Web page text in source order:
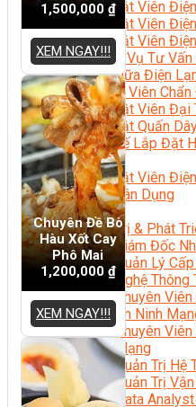
Kỹ Thuật Viên
Kỹ Thuật Viên
Kỹ Thuật Viên
Nghiệp Vụ Tư Vấn
Sửa Chữa Điện
Chuyên Viên Chẩn
Kỹ Thuật Viên Đại
Kỹ Thuật Quấn
Thiết Kế Lắp Đặt
Trời
Kỹ Thuật Viên
Lạnh Dân Dụng
Ngành Khác
Quản Trị & Phát
Giám Đốc
Quản Lý
Công Nghệ Thông
Chuyên
An Ninh
Chuyên
Mạng
Quản Trị Hệ
Quản Trị
Data
1,500,000 ₫
XEM NGAY!!!
Chuyên Đề Bò
Hàu Xốt Cay
Phô Mai
1,200,000 ₫
XEM NGAY!!!